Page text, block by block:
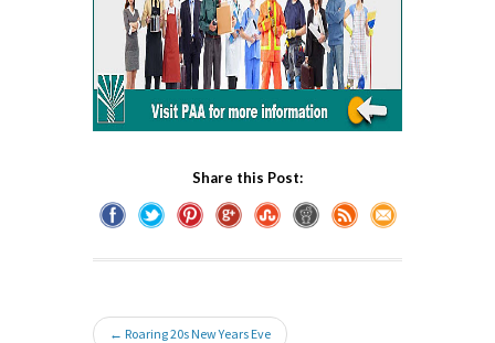
Share this Post:
← Roaring 20s New Years Eve